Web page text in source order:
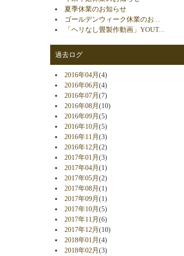
夏季休業のお知らせ
ゴールデンウィーク休業のお...
「ヘリなし畳製作動画」YOUT...
過去ログ
2016年04月(4)
2016年06月(4)
2016年07月(7)
2016年08月(10)
2016年09月(5)
2016年10月(5)
2016年11月(3)
2016年12月(2)
2017年01月(3)
2017年04月(1)
2017年05月(2)
2017年08月(1)
2017年09月(1)
2017年10月(5)
2017年11月(6)
2017年12月(10)
2018年01月(4)
2018年02月(3)